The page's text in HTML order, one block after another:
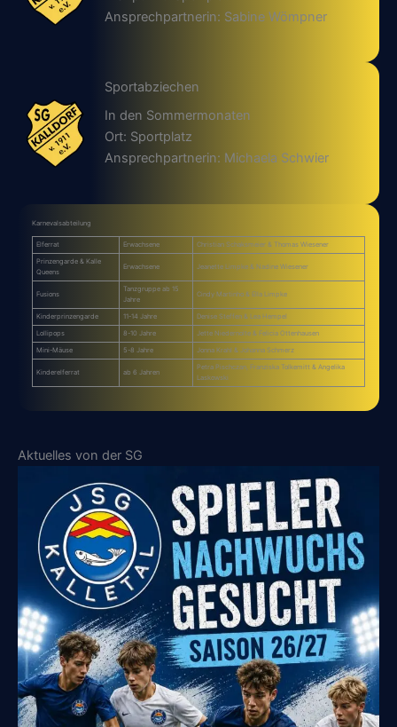
Ansprechpartnerin: Sabine Wömpner
Sportabziechen
In den Sommermonaten
Ort: Sportplatz
Ansprechpartnerin: Michaela Schwier
Karnevalsabteilung
Elferrat Erwachsene Christian Schaksmeier & Thomas Wiesener
Prinzengarde & Kalle
Queens
Erwachsene Jeanette Limpke & Nadine Wiesener
Fusions
Tanzgruppe ab 15
Jahre
Cindy Martinho & Ella Limpke
Kinderprinzengarde 11-14 Jahre Denise Steffen & Lea Hempel
Lollipops 8-10 Jahre Jette Niedernolte & Felicia Ottenhausen
Mini-Mäuse 5-8 Jahre Jonna Krahl & Johanna Schmerz
Kinderelferrat ab 6 Jahren
Petra Pischczan, Franziska Tolkemitt & Angelika
Laskowski
Aktuelles von der SG